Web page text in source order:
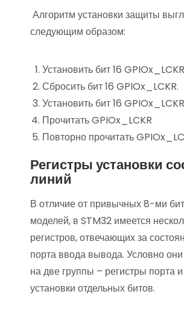
Алгоритм установки защиты
следующим образом:
Установить бит 16
Сбросить бит 16 GPIOx_LCKR.
Установить бит 16
Прочитать GPIOx_LCKR
Повторно прочитать
Регистры установки
линий
В отличие от привычных 8-ми
моделей, в STM32 имеется
регистров, отвечающих за
порта ввода вывода. Условно
на две группы – регистры порта
установки отдельных битов.